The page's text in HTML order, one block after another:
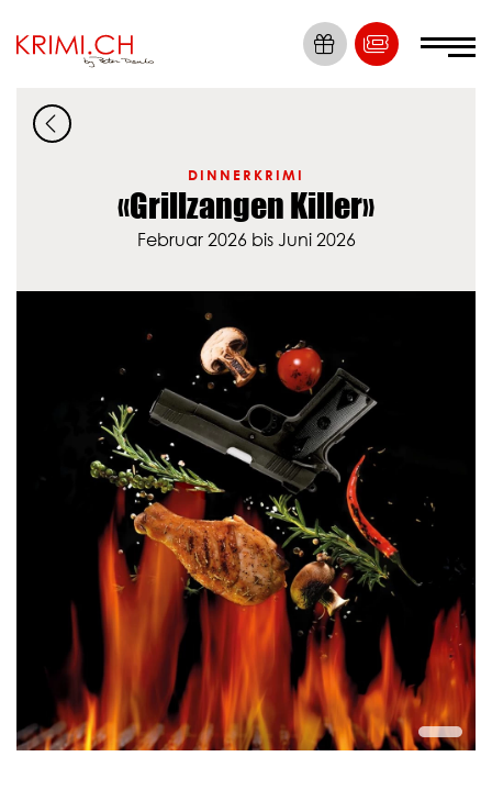
Die Nummer 1
Krimi Erlebnisse
Tickets
Locations
Dein Event
News
Fanclub
Über uns
Presse
Gutschein bestellen
Gutschein einlösen
DINNERKRIMI
«Grillzangen Killer»
Februar 2026 bis Juni 2026